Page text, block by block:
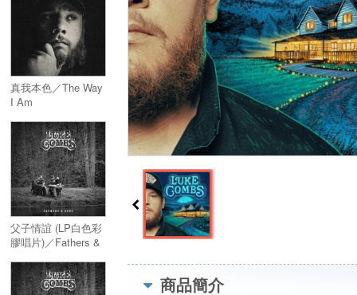
真我本色／The Way
I Am
父子情誼 (LP白色彩
膠唱片)／Fathers &
商品簡介